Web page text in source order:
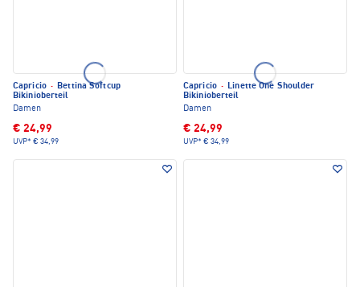
Capricio · Bettina Softcup
Bikinioberteil
Damen
€ 24,99
UVP* € 34,99
Capricio · Linette One Shoulder
Bikinioberteil
Damen
€ 24,99
UVP* € 34,99